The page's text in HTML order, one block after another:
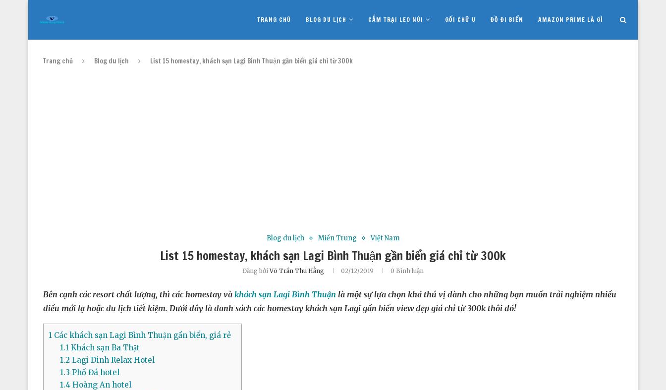
TRANG CHỦ BLOG DU LỊCH CẮM TRẠI LEO NÚI GỐI CHỮ U ĐỒ ĐI BIỂN AMAZON PRIME LÀ GÌ
Trang chủ Blog du lịch List 15 homestay, khách sạn Lagi Bình Thuận gần biển giá chỉ từ 300k
Blog du lịch Miền Trung Việt Nam
List 15 homestay, khách sạn Lagi Bình Thuận gần biển giá chỉ từ 300k
Đăng bởiVõ Trần Thu Hằng 02/12/2019 0 Bình luận
Bên cạnh các resort chất lượng, thì các homestay và khách sạn Lagi Bình Thuận là một sự lựa chọn khá thú vị dành cho những bạn muốn trải nghiệm nhiều
điều mới lạ hoặc du lịch tiết kiệm. Dưới đây là danh sách các homestay khách sạn Lagi gần biển view đẹp giá chỉ từ 300k thôi đó!
1 Các khách sạn Lagi Bình Thuận gần biển, giá rẻ
1.1Khách sạn Ba Thật
1.2Lagi Dinh Relax Hotel
1.3 Phố Đá hotel
1.4Hoàng An hotel